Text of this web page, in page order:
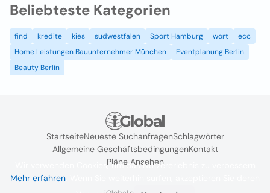
Beliebteste Kategorien
find kredite kies sudwestfalen Sport Hamburg wort
ecc
Home Leistungen Bauunternehmer München
Eventplanung Berlin
Beauty Berlin
StartseiteNeueste SuchanfragenSchlagwörter
Allgemeine GeschäftsbedingungenKontakt
Pläne Ansehen
Wir verwenden Cookies, um das Nutzererlebnis zu verbessern
Mehr erfahren